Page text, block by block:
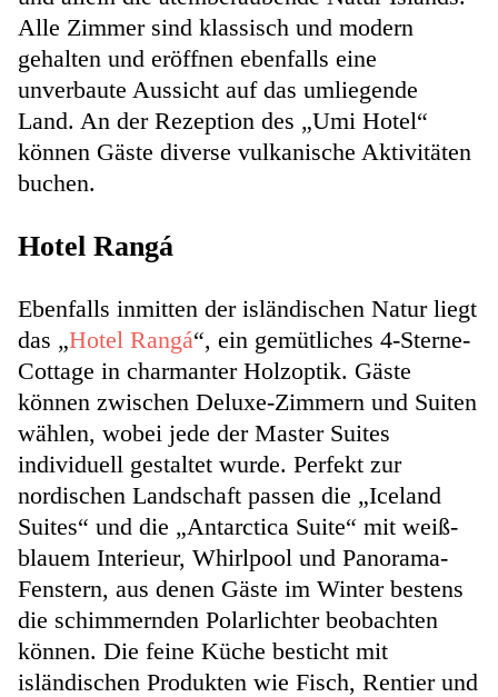
Alle Zimmer sind klassisch und modern
gehalten und eröffnen ebenfalls eine
unverbaute Aussicht auf das umliegende
Land. An der Rezeption des „Umi Hotel“
können Gäste diverse vulkanische Aktivitäten
buchen.
Hotel Rangá
Ebenfalls inmitten der isländischen Natur liegt
das „Hotel Rangá“, ein gemütliches 4-Sterne-
Cottage in charmanter Holzoptik. Gäste
können zwischen Deluxe-Zimmern und Suiten
wählen, wobei jede der Master Suites
individuell gestaltet wurde. Perfekt zur
nordischen Landschaft passen die „Iceland
Suites“ und die „Antarctica Suite“ mit weiß-
blauem Interieur, Whirlpool und Panorama-
Fenstern, aus denen Gäste im Winter bestens
die schimmernden Polarlichter beobachten
können. Die feine Küche besticht mit
isländischen Produkten wie Fisch, Rentier und